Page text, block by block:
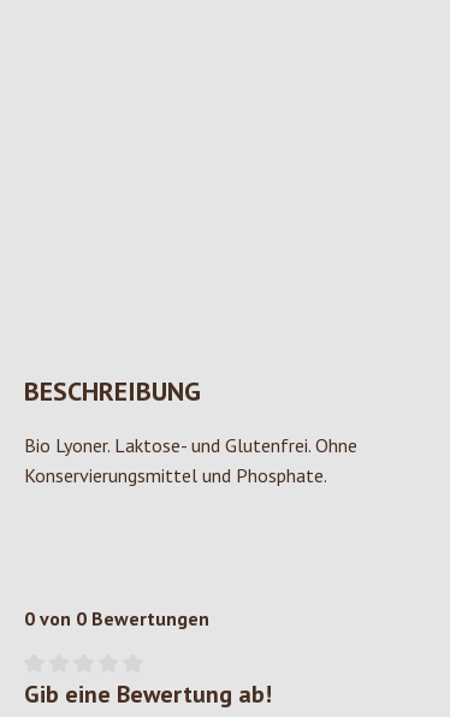
BESCHREIBUNG
Bio Lyoner. Laktose- und Glutenfrei. Ohne
Konservierungsmittel und Phosphate.
0 von 0 Bewertungen
Durchschnittliche Bewertung von 0 von 5 Sternen
Gib eine Bewertung ab!